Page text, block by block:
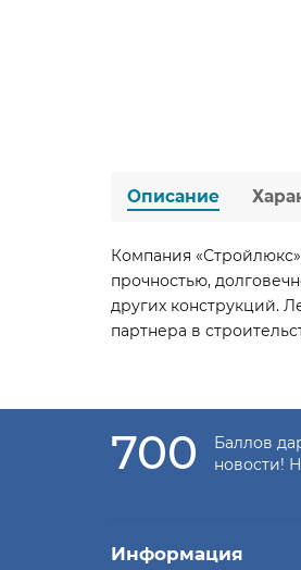
Описание
Компания
прочностью,
других конструкций.
партнера в
700
Баллов
новости!
Информация